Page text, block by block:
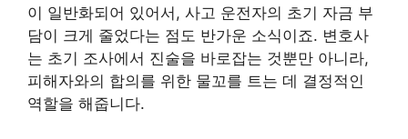
이 일반화되어 있어서, 사고 운전자의 초기 자금 부
담이 크게 줄었다는 점도 반가운 소식이죠. 변호사
는 초기 조사에서 진술을 바로잡는 것뿐만 아니라,
피해자와의 합의를 위한 물꼬를 트는 데 결정적인
역할을 해줍니다.